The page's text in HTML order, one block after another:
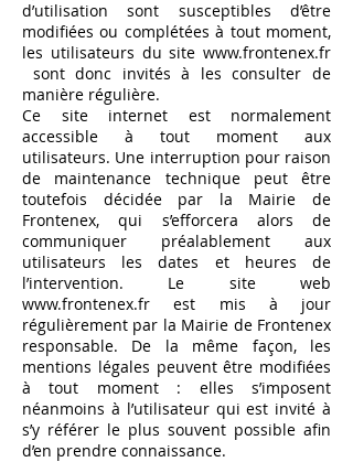
d’utilisation sont susceptibles d’être
modifiées ou complétées à tout moment,
les utilisateurs du site www.frontenex.fr
sont donc invités à les consulter de
manière régulière.
Ce site internet est normalement
accessible à tout moment aux
utilisateurs. Une interruption pour raison
de maintenance technique peut être
toutefois décidée par la Mairie de
Frontenex, qui s’efforcera alors de
communiquer préalablement aux
utilisateurs les dates et heures de
l’intervention. Le site web
www.frontenex.fr est mis à jour
régulièrement par la Mairie de Frontenex
responsable. De la même façon, les
mentions légales peuvent être modifiées
à tout moment : elles s’imposent
néanmoins à l’utilisateur qui est invité à
s’y référer le plus souvent possible afin
d’en prendre connaissance.